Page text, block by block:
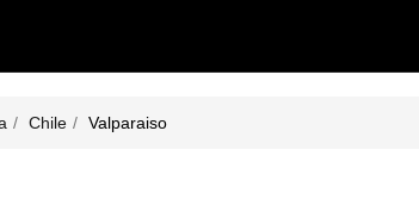
Chile Valparaiso